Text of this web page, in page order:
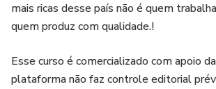
mais ricas desse país não é quem
quem produz com qualidade.!
Esse curso é comercializado com apoio
plataforma não faz controle editorial